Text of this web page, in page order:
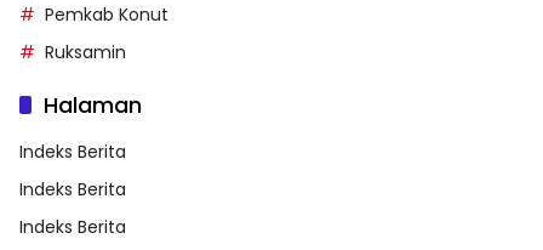
Pemkab Konut
Ruksamin
Halaman
Indeks Berita
Indeks Berita
Indeks Berita